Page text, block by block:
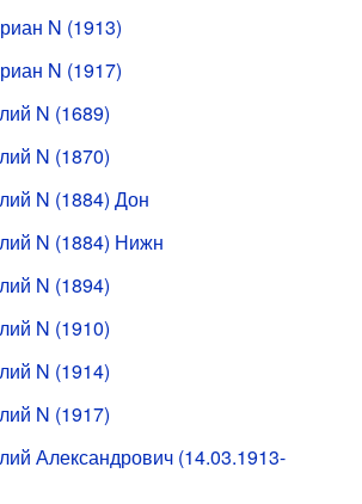
N (1913)
N (1917)
N (1689)
N (1870)
N (1884) Дон
N (1884) Нижн
N (1894)
N (1910)
N (1914)
N (1917)
Александрович (14.03.1913-